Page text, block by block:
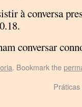
à conversa
conversar
. Bookmark the